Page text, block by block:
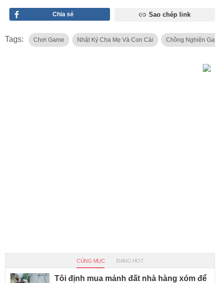
Chia sẻ Sao chép link
Tags: Chơi Game Nhật Ký Cha Mẹ Và Con Cái Chồng Nghiện
CÙNG MỤC ĐANG HOT
Tôi định mua mảnh đất nhà hàng xóm để